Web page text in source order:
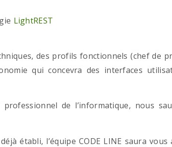
LightREST
des profils fonctionnels (chef de
qui concevra des interfaces
de l’informatique, nous
établi, l’équipe CODE LINE saura